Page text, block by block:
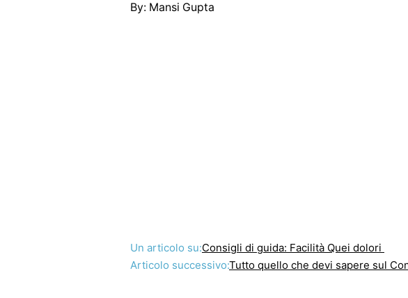
By: Mansi Gupta
Un articolo su:Consigli di guida: Facilità Quei dolori
Articolo successivo:Tutto quello che devi sapere sul